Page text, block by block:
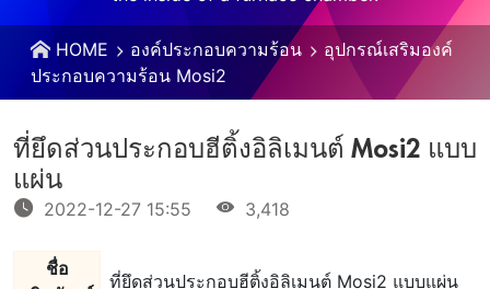
HOME องค์ประกอบความร้อน
อุปกรณ์เสริมองค์
ประกอบความร้อน Mosi2
ที่ยึดส่วนประกอบฮีติ้งอิลิเมนต์ Mosi2 แบบ
แผ่น
2022-12-27 15:55 3,418
ชื่อ
ที่ยึดส่วนประกอบฮีติ้งอิลิเมนต์ Mosi2 แบบแผ่น